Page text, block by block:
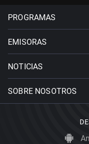
PROGRAMAS
EMISORAS
NOTICIAS
SOBRE NOSOTROS